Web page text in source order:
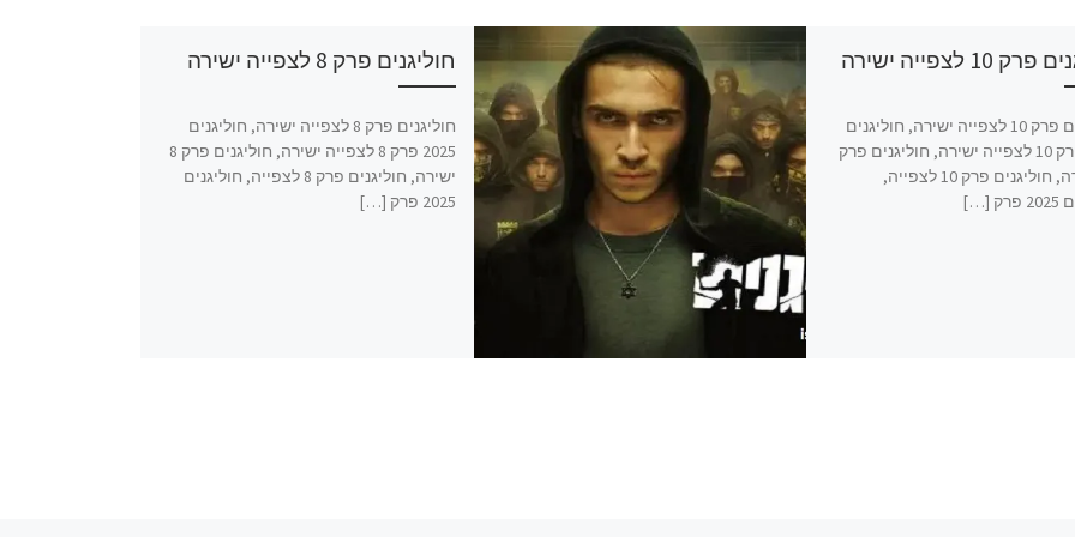
חוליגנים פרק 8 לצפייה ישירה
חוליגנים פרק 8 לצפייה ישירה, חוליגנים
2025 פרק 8 לצפייה ישירה, חוליגנים פרק 8
ישירה, חוליגנים פרק 8 לצפייה, חוליגנים
2025 פרק […]
10 לצפייה ישירה
חוליגנים פרק 10 לצפייה ישירה, חוליגנים
2025 פרק 10 לצפייה ישירה, חוליגנים פרק
10 ישירה, חוליגנים פרק 10 לצפייה,
[…]